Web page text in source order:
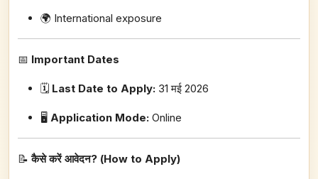
🌍 International exposure
📅 Important Dates
🗓️ Last Date to Apply: 31 मई 2026
🖥️ Application Mode: Online
📝कैसे करें आवेदन? (How to Apply)